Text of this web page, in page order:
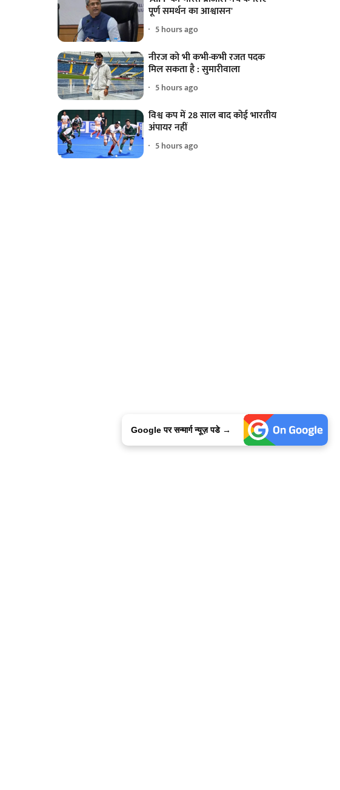
पूर्ण समर्थन का आश्वासन'
5 hours ago
नीरज को भी कभी-कभी रजत पदक
मिल सकता है : सुमारीवाला
5 hours ago
विश्व कप में 28 साल बाद कोई भारतीय
अंपायर नहीं
5 hours ago
Google पर सन्मार्ग न्यूज़ पडे →